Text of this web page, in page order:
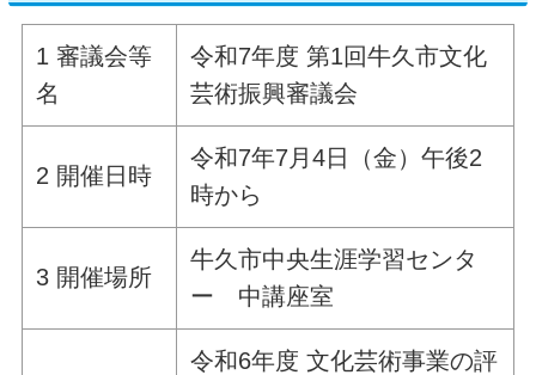
1 審議会等
名
令和7年度 第1回牛久市文化
芸術振興審議会
2 開催日時
令和7年7月4日（金）午後2
時から
3 開催場所
牛久市中央生涯学習センタ
ー 中講座室
令和6年度 文化芸術事業の評